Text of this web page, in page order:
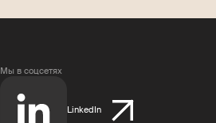
Мы в соцсетях
LinkedIn